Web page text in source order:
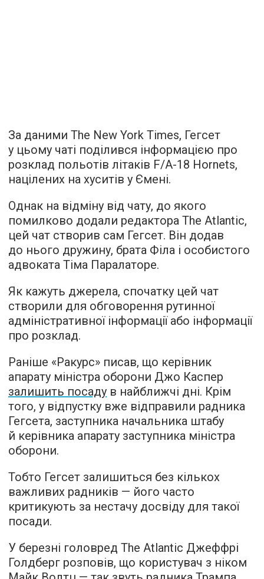
За даними The New York Times, Гегсет
у цьому чаті поділився інформацією про
розклад польотів літаків F/A-18 Hornets,
націлених на хуситів у Ємені.
Однак на відміну від чату, до якого
помилково додали редактора The Atlantic,
цей чат створив сам Гегсет. Він додав
до нього дружину, брата Філа і особистого
адвоката Тіма Паралаторе.
Як кажуть джерела, спочатку цей чат
створили для обговорення рутинної
адміністративної інформації або інформації
про розклад.
Раніше «Ракурс» писав, що керівник
апарату міністра оборони Джо Каспер
залишить посаду в найближчі дні. Крім
того, у відпустку вже відправили радника
Гегсета, заступника начальника штабу
й керівника апарату заступника міністра
оборони.
Тобто Гегсет залишиться без кількох
важливих радників — його часто
критикують за нестачу досвіду для такої
посади.
У березні головред The Atlantic Джеффрі
Голдберг розповів, що користувач з ніком